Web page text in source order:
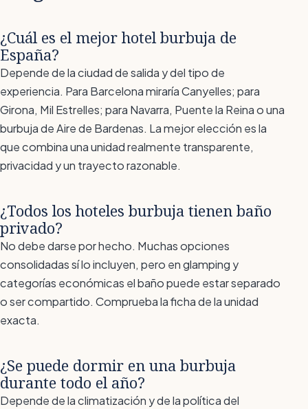
¿Cuál es el mejor hotel burbuja de
España?
Depende de la ciudad de salida y del tipo de
experiencia. Para Barcelona miraría Canyelles; para
Girona, Mil Estrelles; para Navarra, Puente la Reina o una
burbuja de Aire de Bardenas. La mejor elección es la
que combina una unidad realmente transparente,
privacidad y un trayecto razonable.
¿Todos los hoteles burbuja tienen baño
privado?
No debe darse por hecho. Muchas opciones
consolidadas sí lo incluyen, pero en glamping y
categorías económicas el baño puede estar separado
o ser compartido. Comprueba la ficha de la unidad
exacta.
¿Se puede dormir en una burbuja
durante todo el año?
Depende de la climatización y de la política del